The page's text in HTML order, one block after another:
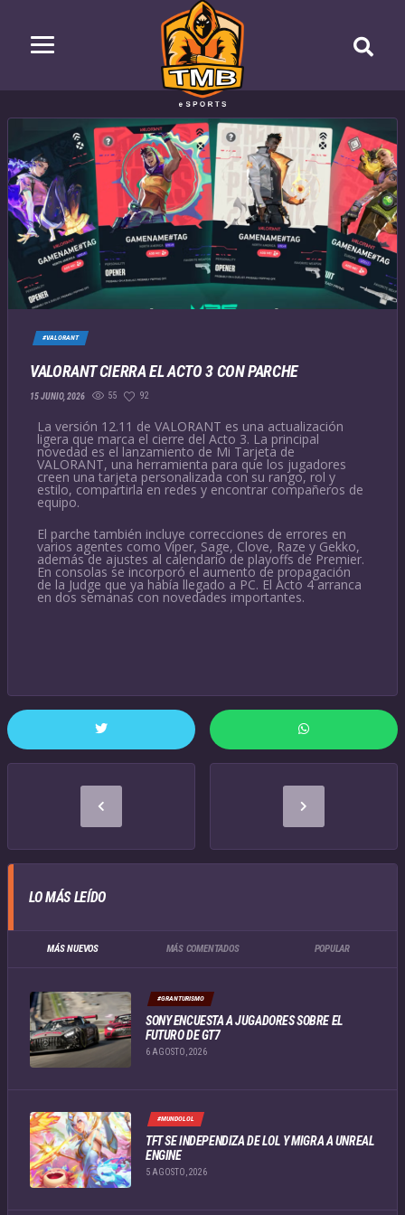
#VALORANT
VALORANT CIERRA EL ACTO 3 CON PARCHE
15 JUNIO, 2026 55 92
La versión 12.11 de VALORANT es una actualización
ligera que marca el cierre del Acto 3. La principal
novedad es el lanzamiento de Mi Tarjeta de
VALORANT, una herramienta para que los jugadores
creen una tarjeta personalizada con su rango, rol y
estilo, compartirla en redes y encontrar compañeros de
equipo.
El parche también incluye correcciones de errores en
varios agentes como Viper, Sage, Clove, Raze y Gekko,
además de ajustes al calendario de playoffs de Premier.
En consolas se incorporó el aumento de propagación
de la Judge que ya había llegado a PC. El Acto 4 arranca
en dos semanas con novedades importantes.
LO MÁS LEÍDO
MÁS NUEVOS MÁS COMENTADOS POPULAR
#GRANTURISMO
SONY ENCUESTA A JUGADORES SOBRE EL
FUTURO DE GT7
6 AGOSTO, 2026
#MUNDOLOL
TFT SE INDEPENDIZA DE LOL Y MIGRA A UNREAL
ENGINE
5 AGOSTO, 2026